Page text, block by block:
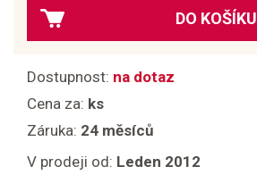
DO KOŠÍKU
Dostupnost: na dotaz
Cena za: ks
Záruka: 24 měsíců
V prodeji od: Leden 2012